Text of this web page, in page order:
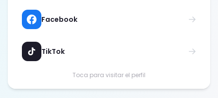
Facebook
TikTok
Toca para visitar el perfil